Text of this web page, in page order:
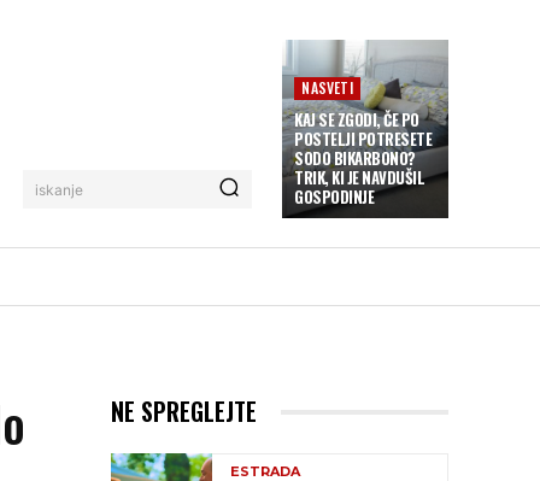
iskanje
NASVETI
KAJ SE ZGODI, ČE PO
POSTELJI POTRESETE
SODO BIKARBONO?
TRIK, KI JE NAVDUŠIL
GOSPODINJE
NE SPREGLEJTE
ESTRADA